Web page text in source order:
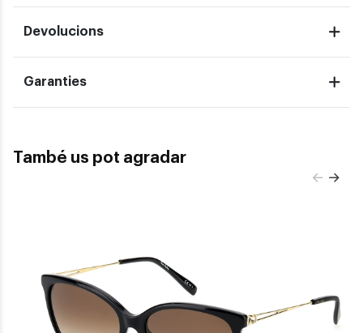
Devolucions
Garanties
També us pot agradar